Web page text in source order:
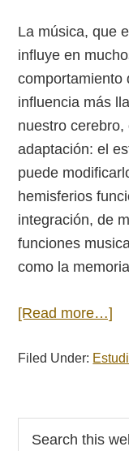
La música, que
influye en
comportamiento
influencia más
nuestro
adaptación: el
puede
hemisferios
integración, de
funciones
como la
[Read more…]
Filed Under: